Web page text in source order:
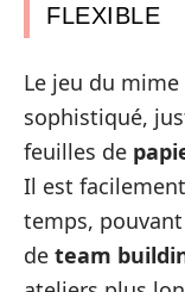
FLEXIBLE
Le jeu du
sophistiqué,
feuilles de
Il est
temps,
de team